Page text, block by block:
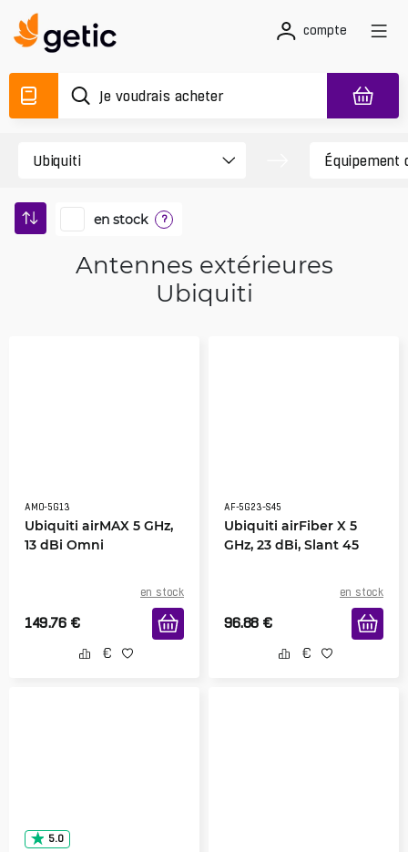
compte
en stock ?
Antennes extérieures
Ubiquiti
AMO-5G13
Ubiquiti airMAX 5 GHz,
13 dBi Omni
en stock
149.76 €
AF-5G23-S45
Ubiquiti airFiber X 5
GHz, 23 dBi, Slant 45
en stock
96.88 €
5.0